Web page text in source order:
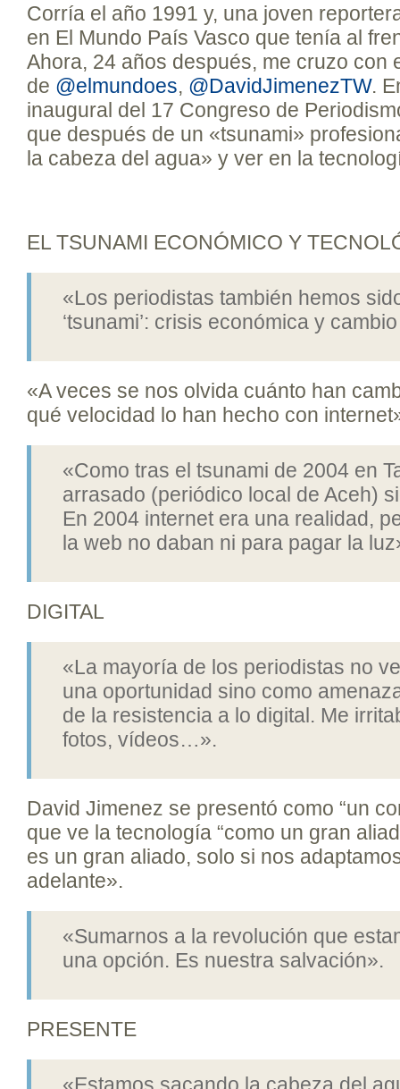
Corría el año 1991 y, una joven
en El Mundo País Vasco que tenía al
Ahora, 24 años después, me cruzo con
de @elmundoes, @DavidJimenezTW.
inaugural del 17 Congreso de
que después de un «tsunami»
la cabeza del agua» y ver en la
EL TSUNAMI ECONÓMICO Y
«Los periodistas también hemos
‘tsunami’: crisis económica y
«A veces se nos olvida cuánto han
qué velocidad lo han hecho con
«Como tras el tsunami de 2004 en
arrasado (periódico local de Aceh)
En 2004 internet era una realidad,
la web no daban ni para pagar la
DIGITAL
«La mayoría de los periodistas no
una oportunidad sino como
de la resistencia a lo digital. Me
fotos, vídeos…».
David Jimenez se presentó como “un
que ve la tecnología “como un gran
es un gran aliado, solo si nos
adelante».
«Sumarnos a la revolución que
una opción. Es nuestra salvación».
PRESENTE